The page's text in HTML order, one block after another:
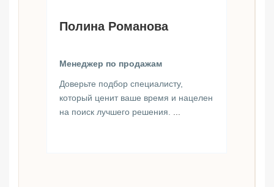
Полина Романова
Менеджер по продажам
Доверьте подбор специалисту,
который ценит ваше время и нацелен
на поиск лучшего решения.